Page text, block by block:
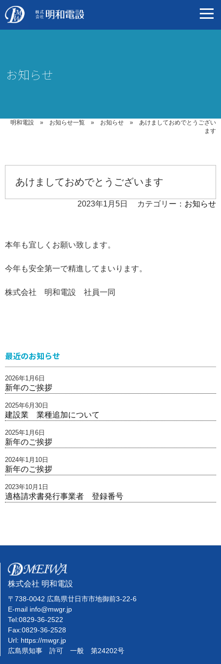
お知らせ
明和電設 » お知らせ一覧 » お知らせ » あけましておめでとうござい
ます
あけましておめでとうございます
2023年1月5日 カテゴリー： お知らせ
本年も宜しくお願い致します。
今年も安全第一で精進してまいります。
株式会社 明和電設 社員一同
最近のお知らせ
新年のご挨拶
2026年1月6日
建設業 業種追加について
2025年6月30日
新年のご挨拶
2025年1月6日
新年のご挨拶
2024年1月10日
適格請求書発行事業者 登録番号
2023年10月1日
株式会社 明和電設
〒738-0042 広島県廿日市市地御前3-22-6
E-mail info@mwgr.jp
Tel:0829-36-2522
Fax:0829-36-2528
Url: https://mwgr.jp
広島県知事 許可 一般 第24202号